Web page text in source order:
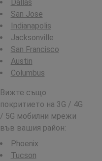
Dallas
San Jose
Indianapolis
Jacksonville
San Francisco
Austin
Columbus
Вижте също
покритието на 3G / 4G
/ 5G мобилни мрежи
във вашия район:
Phoenix
Tucson